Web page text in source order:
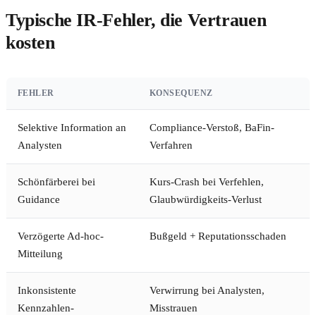
Typische IR-Fehler, die Vertrauen
kosten
FEHLER KONSEQUENZ
Selektive Information an
Analysten
Compliance-Verstoß, BaFin-
Verfahren
Schönfärberei bei
Guidance
Kurs-Crash bei Verfehlen,
Glaubwürdigkeits-Verlust
Verzögerte Ad-hoc-
Mitteilung
Bußgeld + Reputationsschaden
Inkonsistente
Kennzahlen-
Verwirrung bei Analysten,
Misstrauen